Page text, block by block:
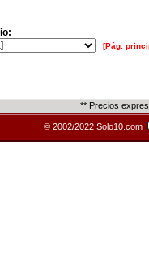
[Pág.
** Precios
© 2002/2022 Solo10.com